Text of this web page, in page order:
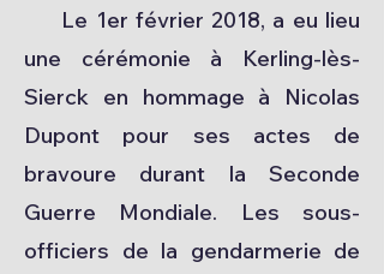
Le 1er février 2018, a eu lieu
une cérémonie à Kerling-lès-
Sierck en hommage à Nicolas
Dupont pour ses actes de
bravoure durant la Seconde
Guerre Mondiale. Les sous-
officiers de la gendarmerie de